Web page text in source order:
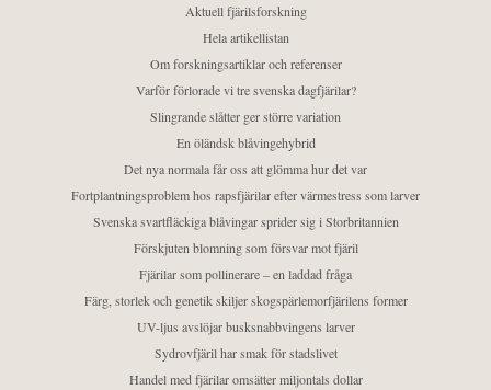
Aktuell fjärilsforskning
Hela artikellistan
Om forskningsartiklar och referenser
Varför förlorade vi tre svenska dagfjärilar?
Slingrande slåtter ger större variation
En öländsk blåvingehybrid
Det nya normala får oss att glömma hur det var
Fortplantningsproblem hos rapsfjärilar efter värmestress som larver
Svenska svartfläckiga blåvingar sprider sig i Storbritannien
Förskjuten blomning som försvar mot fjäril
Fjärilar som pollinerare – en laddad fråga
Färg, storlek och genetik skiljer skogspärlemorfjärilens former
UV-ljus avslöjar busksnabbvingens larver
Sydrovfjäril har smak för stadslivet
Handel med fjärilar omsätter miljontals dollar